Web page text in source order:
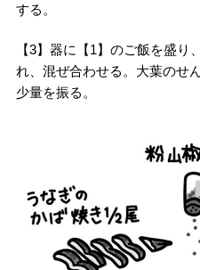
する。
【3】器に【1】のご飯を盛り
れ、混ぜ合わせる。大葉のせ
少量を振る。